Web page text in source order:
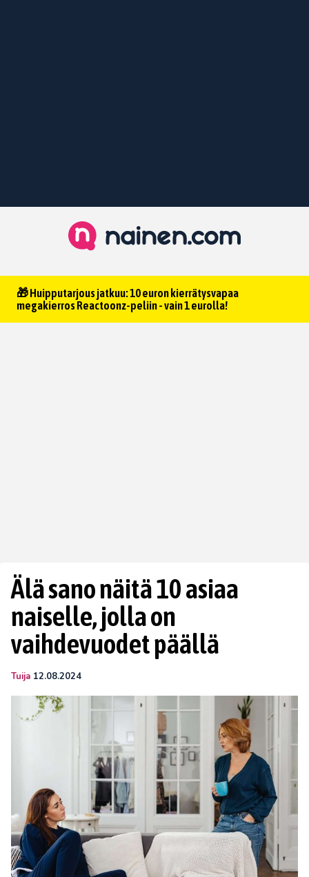
🎁 Huipputarjous jatkuu: 10 euron kierrätysvapaa
megakierros Reactoonz-peliin - vain 1 eurolla!
Älä sano näitä 10 asiaa
naiselle, jolla on
vaihdevuodet päällä
Tuija 12.08.2024